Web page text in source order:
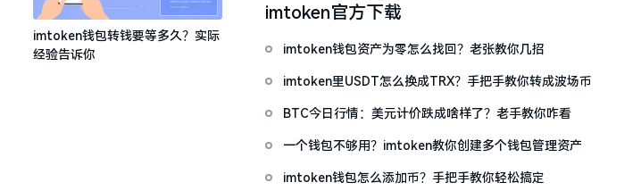
imtoken钱包转钱要等多久？实际
经验告诉你
imtoken官方下载
imtoken钱包资产为零怎么找回？老张教你几招
imtoken里USDT怎么换成TRX？手把手教你转成波场币
BTC今日行情：美元计价跌成啥样了？老手教你咋看
一个钱包不够用？imtoken教你创建多个钱包管理资产
imtoken钱包怎么添加币？手把手教你轻松搞定